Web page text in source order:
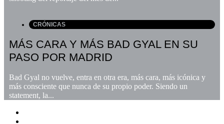
CRÓNICAS
MÁS CARA Y MÁS BAD GYAL EN SU
PASO POR MADRID
Bad Gyal no vuelve, entra en otra era, más cara, más icónica y
más consciente que nunca de su propio poder. Siendo un
statement, la...